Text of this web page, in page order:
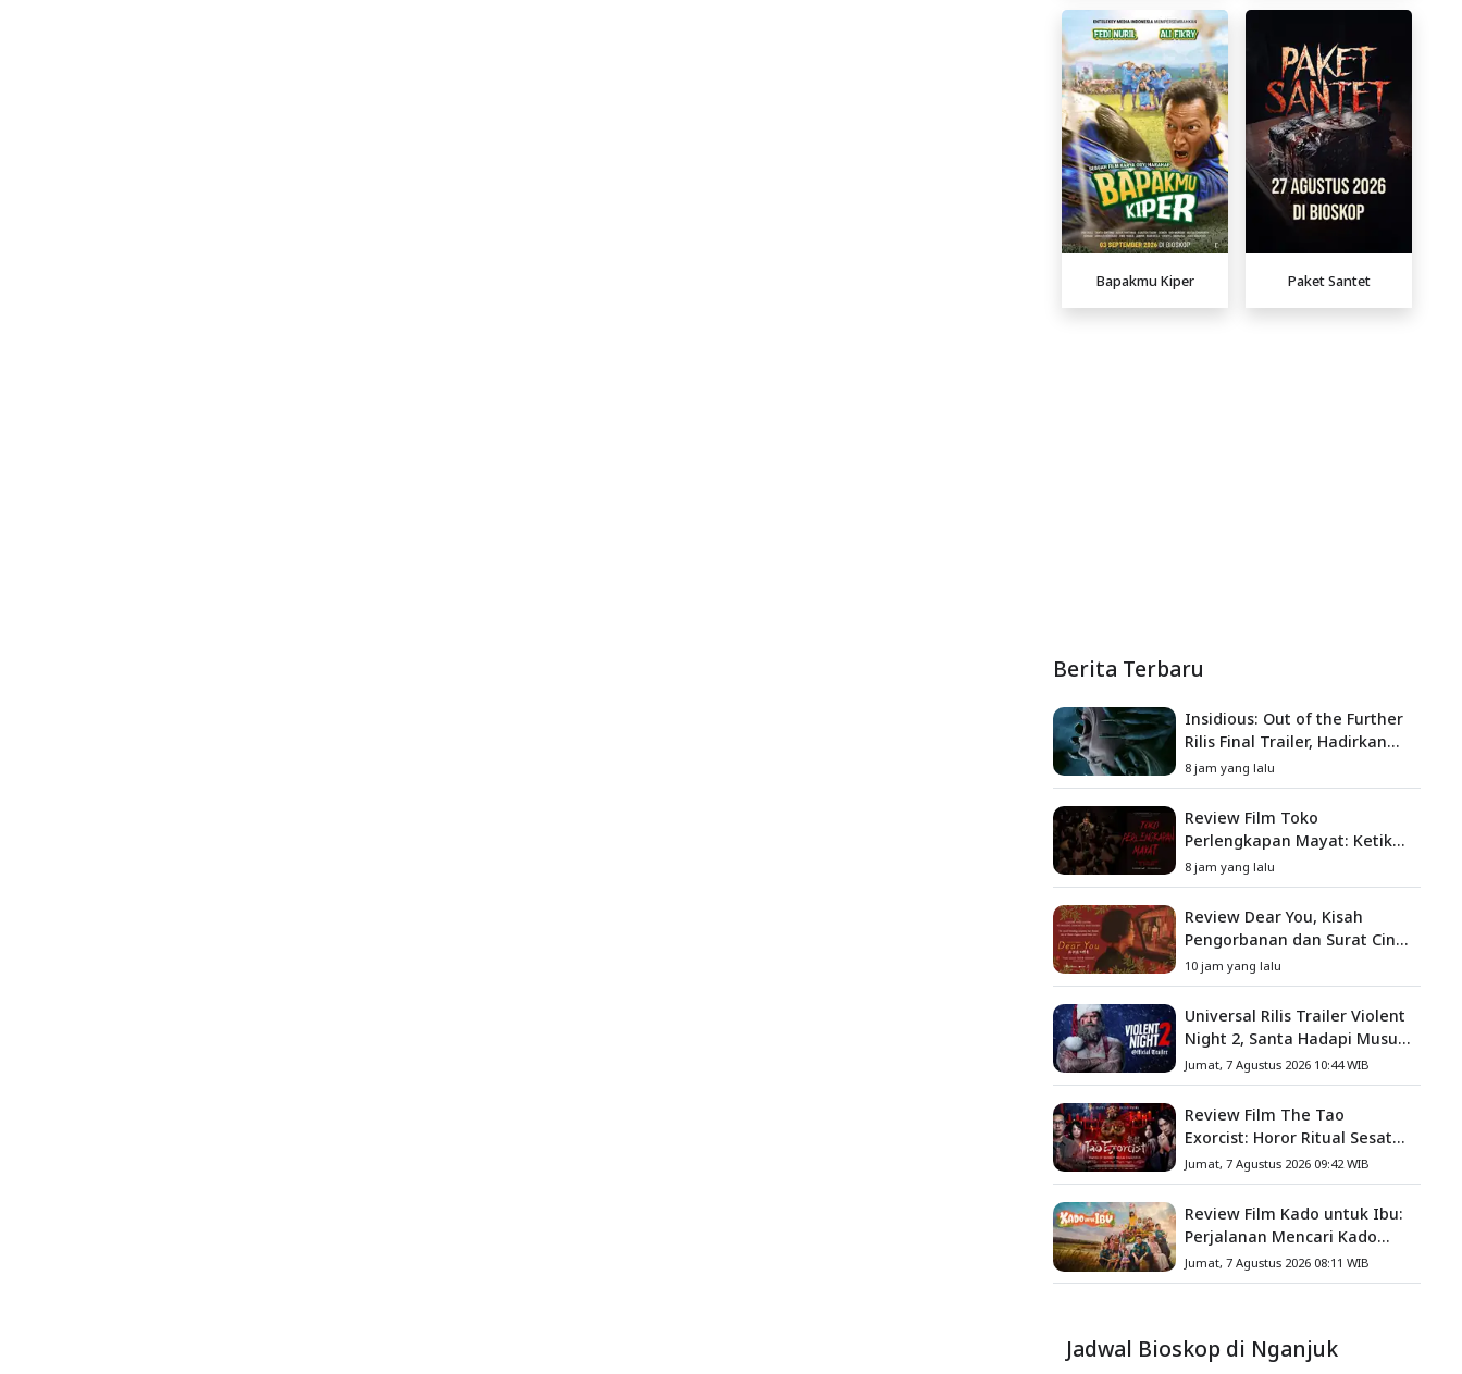
Bapakmu Kiper Paket Santet
Berita Terbaru
Insidious: Out of the Further
Rilis Final Trailer, Hadirkan
Teror Baru, Iblis Kini Masuk
ke Dunia Manusia
8 jam yang lalu
Review Film Toko
Perlengkapan Mayat: Ketika
Kutukan Keluarga Menjadi
Sumber Teror yang
Sesungguhnya
8 jam yang lalu
Review Dear You, Kisah
Pengorbanan dan Surat Cinta
yang Menyentuh Hati
10 jam yang lalu
Universal Rilis Trailer Violent
Night 2, Santa Hadapi Musuh
Baru
Jumat, 7 Agustus 2026 10:44 WIB
Review Film The Tao
Exorcist: Horor Ritual Sesat
Taiwan yang Penuh Misteri
dan Teror Psikologis
Jumat, 7 Agustus 2026 09:42 WIB
Review Film Kado untuk Ibu:
Perjalanan Mencari Kado
yang Mengajarkan Arti
Keluarga
Jumat, 7 Agustus 2026 08:11 WIB
Jadwal Bioskop di Nganjuk